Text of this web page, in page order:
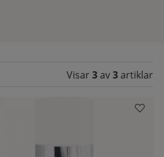
Visar 3av3artiklar